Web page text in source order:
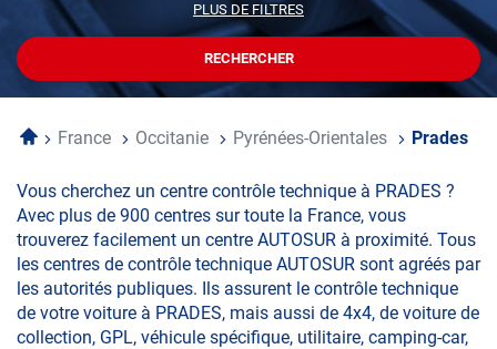
plusieurs
recherche
PLUS DE FILTRES
POUR
PERSONNALISER
VOTRE
RECHERCHE
RECHERCHER
UN
CENTRE
AUTOSUR
AccueilFrance Occitanie Pyrénées-Orientales Prades
Vous cherchez un centre contrôle technique à PRADES ?
Avec plus de 900 centres sur toute la France, vous
trouverez facilement un centre AUTOSUR à proximité. Tous
les centres de contrôle technique AUTOSUR sont agréés par
les autorités publiques. Ils assurent le contrôle technique
de votre voiture à PRADES, mais aussi de 4x4, de voiture de
collection, GPL, véhicule spécifique, utilitaire, camping-car,